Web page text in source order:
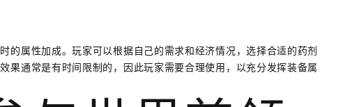
的属性加成。玩家可以根据自己的需求和经济情况，选择合适的药剂
果通常是有时间限制的，因此玩家需要合理使用，以充分发挥装备属